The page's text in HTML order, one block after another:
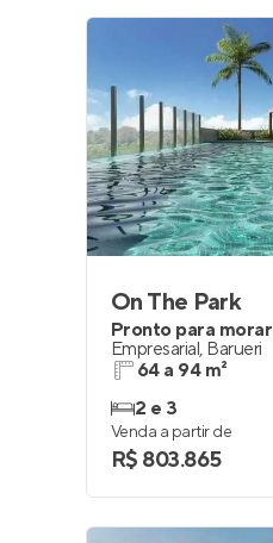
On The Park
Pronto para morar
Empresarial, Barueri
64 a 94 m²
2 e 3
Venda a partir de
R$ 803.865